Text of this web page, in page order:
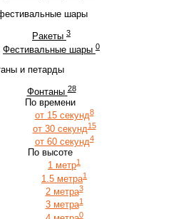
шары
Ракеты 3
Фестивальные шары 0
и петарды
Фонтаны 28
По времени
от 15 секунд8
от 30 секунд15
от 60 секунд4
По высоте
1 метр1
1.5 метра1
2 метра3
3 метра1
0